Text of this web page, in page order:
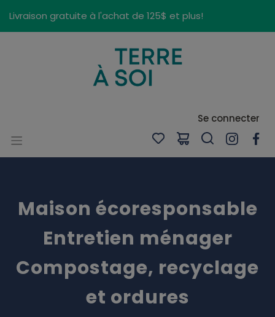
Livraison gratuite à l'achat de 125$ et plus!
Se connecter
Maison écoresponsable
Entretien ménager
Compostage, recyclage
et ordures